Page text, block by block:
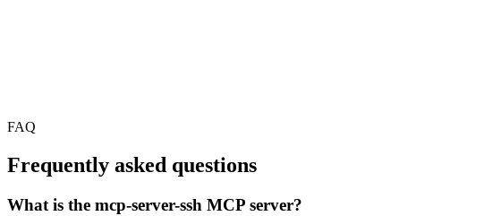
FAQ
Frequently asked questions
What is the mcp-server-ssh MCP server?